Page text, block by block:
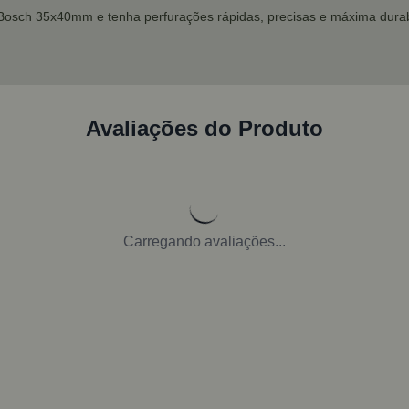
35x40mm e tenha perfurações rápidas, precisas e máxima
Avaliações do Produto
Carregando avaliações...